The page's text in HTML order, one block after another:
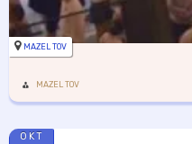
MAZEL TOV
MAZEL TOV
OKT